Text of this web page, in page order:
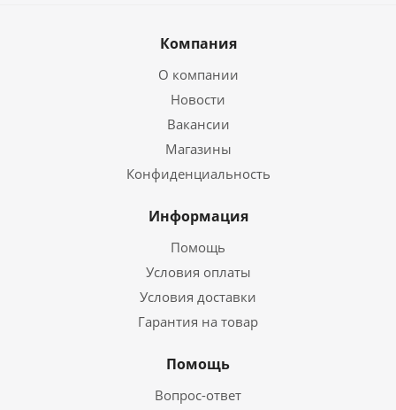
Компания
О компании
Новости
Вакансии
Магазины
Конфиденциальность
Информация
Помощь
Условия оплаты
Условия доставки
Гарантия на товар
Помощь
Вопрос-ответ